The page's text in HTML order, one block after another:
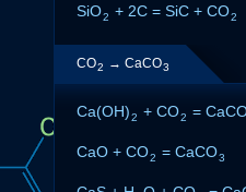
SiO2 + 2C = SiC + CO2
CO2 → CaCO3
Ca(OH)2 + CO2 =
CaO + CO2 = CaCO3